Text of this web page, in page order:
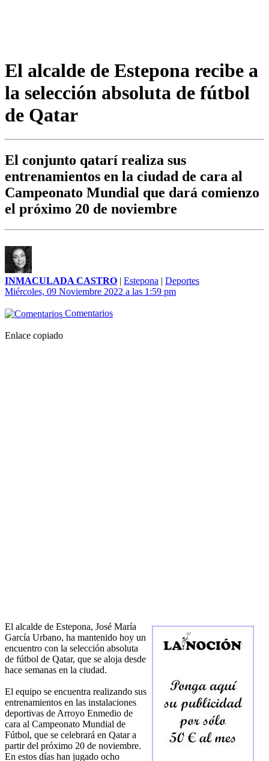
El alcalde de Estepona recibe a
la selección absoluta de fútbol
de Qatar
El conjunto qatarí realiza sus
entrenamientos en la ciudad de cara al
Campeonato Mundial que dará comienzo
el próximo 20 de noviembre
INMACULADA CASTRO | Estepona | Deportes
Miércoles, 09 Noviembre 2022 a las 1:59 pm
Comentarios
Enlace copiado
El alcalde de Estepona, José María
García Urbano, ha mantenido hoy un
encuentro con la selección absoluta
de fútbol de Qatar, que se aloja desde
hace semanas en la ciudad.
El equipo se encuentra realizando sus
entrenamientos en las instalaciones
deportivas de Arroyo Enmedio de
cara al Campeonato Mundial de
Fútbol, que se celebrará en Qatar a
partir del próximo 20 de noviembre.
En estos días han jugado ocho